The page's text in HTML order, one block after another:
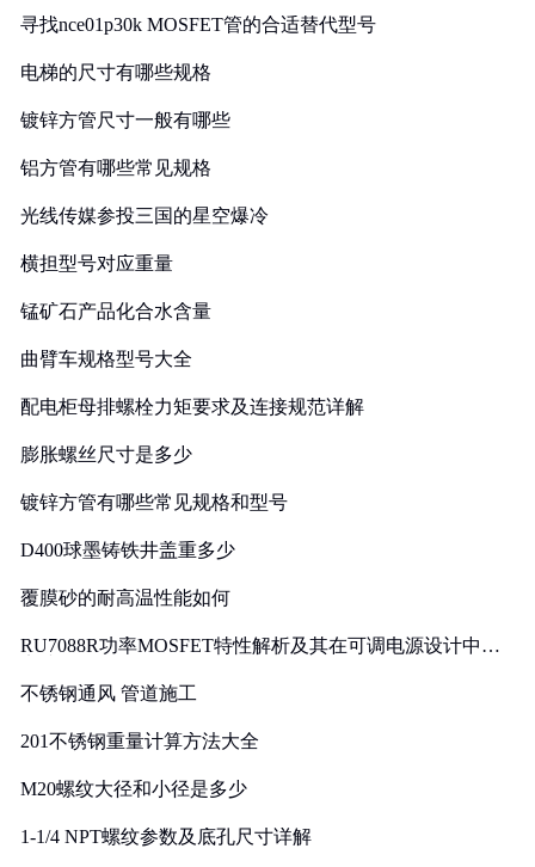
寻找nce01p30k MOSFET管的合适替代型号
电梯的尺寸有哪些规格
镀锌方管尺寸一般有哪些
铝方管有哪些常见规格
光线传媒参投三国的星空爆冷
横担型号对应重量
锰矿石产品化合水含量
曲臂车规格型号大全
配电柜母排螺栓力矩要求及连接规范详解
膨胀螺丝尺寸是多少
镀锌方管有哪些常见规格和型号
D400球墨铸铁井盖重多少
覆膜砂的耐高温性能如何
RU7088R功率MOSFET特性解析及其在可调电源设计中的
不锈钢通风 管道施工
201不锈钢重量计算方法大全
M20螺纹大径和小径是多少
1-1/4 NPT螺纹参数及底孔尺寸详解